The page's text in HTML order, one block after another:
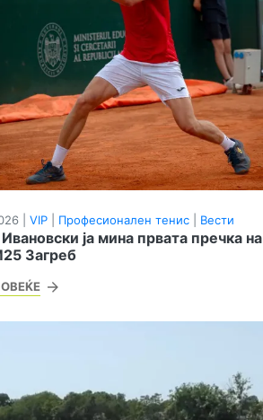
| VIP Професионален тенис Вести
ја мина првата пречка на
Загреб